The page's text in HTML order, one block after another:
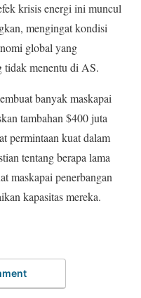
krisis energi ini muncul
mengingat kondisi
global yang
tidak menentu di AS.
banyak maskapai
tambahan $400 juta
permintaan kuat dalam
tentang berapa lama
maskapai penerbangan
kapasitas mereka.